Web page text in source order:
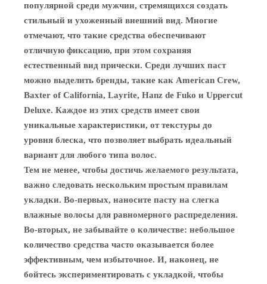
популярной среди мужчин, стремящихся создать
стильный и ухоженный внешний вид. Многие
отмечают, что такие средства обеспечивают
отличную фиксацию, при этом сохраняя
естественный вид прически. Среди лучших паст
можно выделить бренды, такие как American Crew,
Baxter of California, Layrite, Hanz de Fuko и Uppercut
Deluxe. Каждое из этих средств имеет свои
уникальные характеристики, от текстуры до
уровня блеска, что позволяет выбрать идеальный
вариант для любого типа волос.
Тем не менее, чтобы достичь желаемого результата,
важно следовать нескольким простым правилам
укладки. Во-первых, наносите пасту на слегка
влажные волосы для равномерного распределения.
Во-вторых, не забывайте о количестве: небольшое
количество средства часто оказывается более
эффективным, чем избыточное. И, наконец, не
бойтесь экспериментировать с укладкой, чтобы